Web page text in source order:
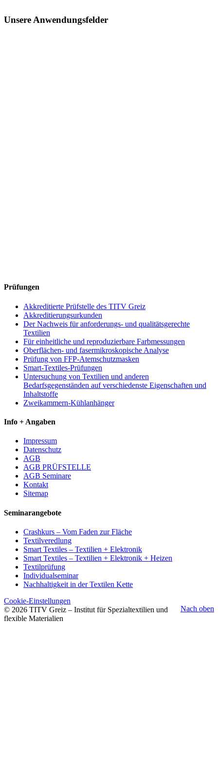
Unsere Anwendungsfelder
Prüfungen
Akkreditierte Prüfstelle des TITV Greiz
Akkreditierungsurkunden
Der Nachweis für anforderungs- und qualitätsgerechte
Textilien
Für einheitliche und reproduzierbare Farbmessungen
Oberflächen- und fasermikroskopische Analyse
Prüfung von FFP-Atemschutzmasken
Smart-Textiles-Prüfungen
Untersuchung von Textilien und anderen
Bedarfsgegenständen auf verschiedenste Eigenschaften und
Inhaltstoffe
Zweikammern-Kühlanhänger
Info + Angaben
Impressum
Datenschutz
AGB
AGB PRÜFSTELLE
AGB Seminare
Kontakt
Sitemap
Seminarangebote
Crashkurs – Vom Faden zur Fläche
Textilveredlung
Smart Textiles – Textilien + Elektronik
Smart Textiles – Textilien + Elektronik + Heizen
Textilprüfung
Individualseminar
Nachhaltigkeit in der Textilen Kette
Nach oben
Cookie-Einstellungen
© 2026 TITV Greiz – Institut für Spezialtextilien und
flexible Materialien